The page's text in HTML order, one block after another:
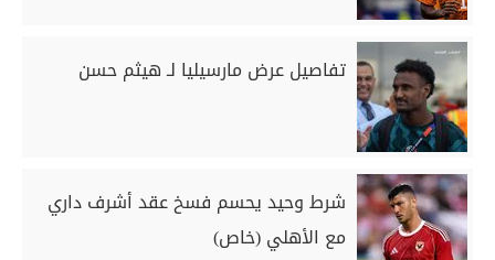
تفاصيل عرض مارسيليا لـ هيثم حسن
شرط وحيد يحسم فسخ عقد أشرف داري
مع الأهلي (خاص)